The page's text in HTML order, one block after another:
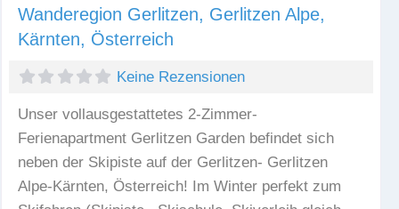
Wanderegion Gerlitzen, Gerlitzen Alpe,
Kärnten, Österreich
Keine Rezensionen
Unser vollausgestattetes 2-Zimmer-
Ferienapartment Gerlitzen Garden befindet sich
neben der Skipiste auf der Gerlitzen- Gerlitzen
Alpe-Kärnten, Österreich! Im Winter perfekt zum